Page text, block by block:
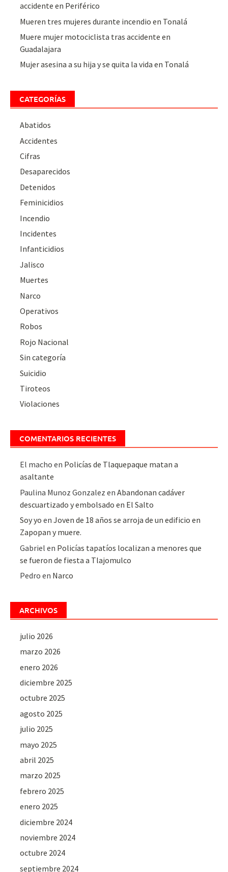
accidente en Periférico
Mueren tres mujeres durante incendio en Tonalá
Muere mujer motociclista tras accidente en
Guadalajara
Mujer asesina a su hija y se quita la vida en Tonalá
CATEGORÍAS
Abatidos
Accidentes
Cifras
Desaparecidos
Detenidos
Feminicidios
Incendio
Incidentes
Infanticidios
Jalisco
Muertes
Narco
Operativos
Robos
Rojo Nacional
Sin categoría
Suicidio
Tiroteos
Violaciones
COMENTARIOS RECIENTES
El macho en Policías de Tlaquepaque matan a
asaltante
Paulina Munoz Gonzalez enAbandonan cadáver
descuartizado y embolsado en El Salto
Soy yo enJoven de 18 años se arroja de un edificio en
Zapopan y muere.
Gabriel en Policías tapatíos localizan a menores que
se fueron de fiesta a Tlajomulco
Pedro en Narco
ARCHIVOS
julio 2026
marzo 2026
enero 2026
diciembre 2025
octubre 2025
agosto 2025
julio 2025
mayo 2025
abril 2025
marzo 2025
febrero 2025
enero 2025
diciembre 2024
noviembre 2024
octubre 2024
septiembre 2024